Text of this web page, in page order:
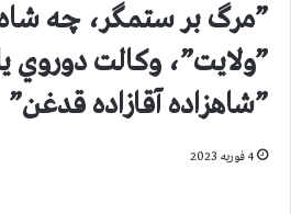
”مرگ بر ستمگر، چه
”ولايت”، وكالت
”شاهزاده آقازاده قدغن”
4 فوریه 2023